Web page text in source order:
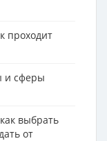
проходит
и сферы
выбрать
от